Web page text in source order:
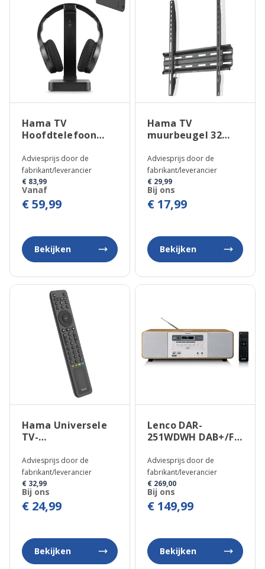
Hama TV
Hoofdtelefoon
Adviesprijs door de
fabrikant/leverancier
€ 83,99
Vanaf
€ 59,99
Bekijken
Hama TV
muurbeugel 32
Adviesprijs door de
fabrikant/leverancier
€ 29,99
Bij ons
€ 17,99
Bekijken
Hama Universele
TV-
Adviesprijs door de
fabrikant/leverancier
€ 32,99
Bij ons
€ 24,99
Bekijken
Lenco DAR-
251WDWH DAB+/FM
speler
Adviesprijs door de
fabrikant/leverancier
€ 269,00
Bij ons
€ 149,99
Bekijken